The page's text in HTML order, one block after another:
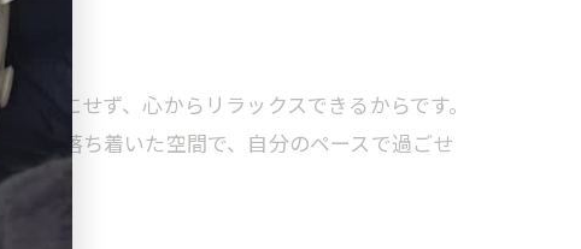
気にせず、心からリラックスできるからです。
す。落ち着いた空間で、自分のペースで過ごせ